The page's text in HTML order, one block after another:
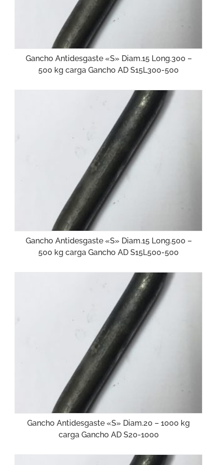
Gancho Antidesgaste «S» Diam.15 Long.300 –
500 kg carga Gancho AD S15L300-500
Gancho Antidesgaste «S» Diam.15 Long.500 –
500 kg carga Gancho AD S15L500-500
Gancho Antidesgaste «S» Diam.20 – 1000 kg
carga Gancho AD S20-1000